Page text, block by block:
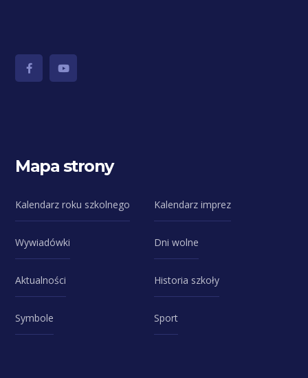
Mapa strony
Kalendarz roku szkolnego Kalendarz imprez
Wywiadówki Dni wolne
Aktualności Historia szkoły
Symbole Sport